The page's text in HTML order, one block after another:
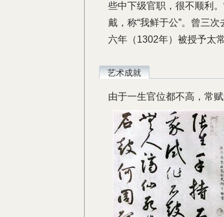
些中下级官职，很不顺利
戴，称“我鲜于公”。曾三
六年（1302年）被授予太
艺术成就
由于一生官位都不高，常